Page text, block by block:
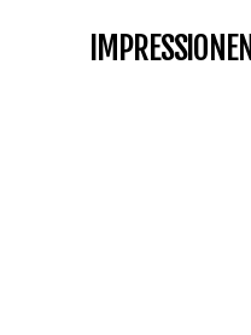
IMPRESSIONEN